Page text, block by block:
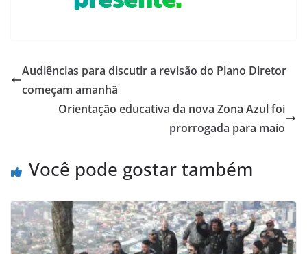
Audiências para discutir a revisão do Plano Diretor
começam amanhã
Orientação educativa da nova Zona Azul foi
prorrogada para maio
Você pode gostar também